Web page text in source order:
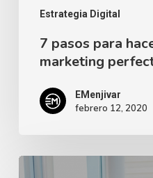
Estrategia Digital
7 pasos para
marketing
EMenjivar
febrero 12, 2020
Cómo